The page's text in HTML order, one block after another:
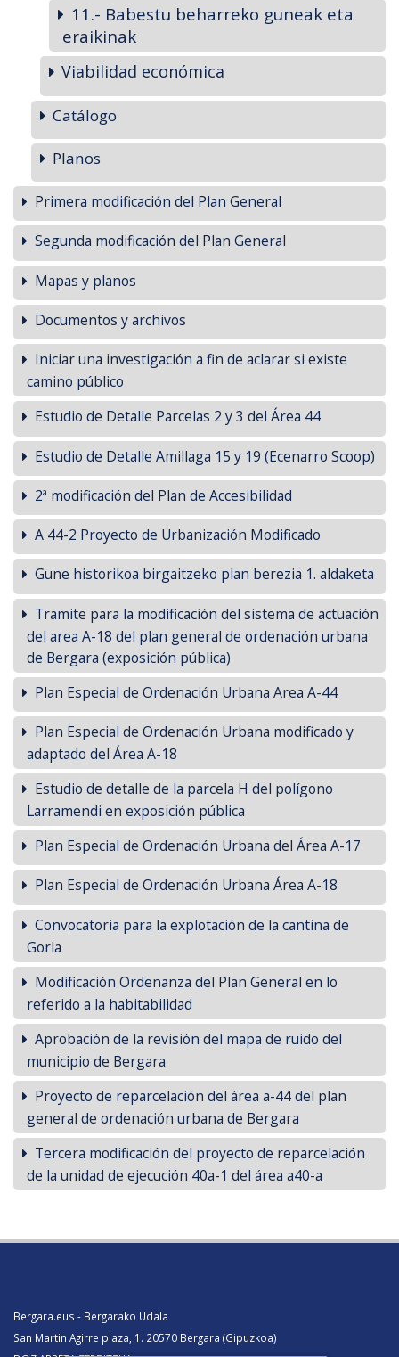
11.- Babestu beharreko guneak eta
eraikinak
Viabilidad económica
Catálogo
Planos
Primera modificación del Plan General
Segunda modificación del Plan General
Mapas y planos
Documentos y archivos
Iniciar una investigación a fin de aclarar si existe
camino público
Estudio de Detalle Parcelas 2 y 3 del Área 44
Estudio de Detalle Amillaga 15 y 19 (Ecenarro Scoop)
2ª modificación del Plan de Accesibilidad
A 44-2 Proyecto de Urbanización Modificado
Gune historikoa birgaitzeko plan berezia 1. aldaketa
Tramite para la modificación del sistema de actuación
del area A-18 del plan general de ordenación urbana
de Bergara (exposición pública)
Plan Especial de Ordenación Urbana Area A-44
Plan Especial de Ordenación Urbana modificado y
adaptado del Área A-18
Estudio de detalle de la parcela H del polígono
Larramendi en exposición pública
Plan Especial de Ordenación Urbana del Área A-17
Plan Especial de Ordenación Urbana Área A-18
Convocatoria para la explotación de la cantina de
Gorla
Modificación Ordenanza del Plan General en lo
referido a la habitabilidad
Aprobación de la revisión del mapa de ruido del
municipio de Bergara
Proyecto de reparcelación del área a-44 del plan
general de ordenación urbana de Bergara
Tercera modificación del proyecto de reparcelación
de la unidad de ejecución 40a-1 del área a40-a
Bergara.eus - Bergarako Udala
San Martin Agirre plaza, 1. 20570 Bergara (Gipuzkoa)